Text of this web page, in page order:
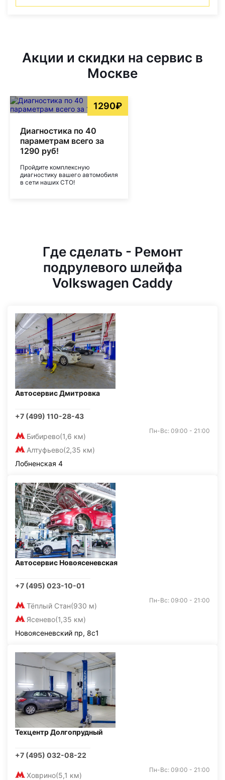
Акции и скидки на сервис в
Москве
1290₽
Диагностика по 40
параметрам всего за
1290 руб!
Пройдите комплексную
диагностику вашего автомобиля
в сети наших СТО!
Где сделать - Ремонт
подрулевого шлейфа
Volkswagen Caddy
Автосервис Дмитровка
+7 (499) 110-28-43
Бибирево(1,6 км)
Алтуфьево(2,35 км)
Пн-Вс: 09:00 - 21:00
Лобненская 4
Автосервис Новоясеневская
+7 (495) 023-10-01
Тёплый Стан(930 м)
Ясенево(1,35 км)
Пн-Вс: 09:00 - 21:00
Новоясеневский пр, 8с1
Техцентр Долгопрудный
+7 (495) 032-08-22
Ховрино(5,1 км)
Пн-Вс: 09:00 - 21:00